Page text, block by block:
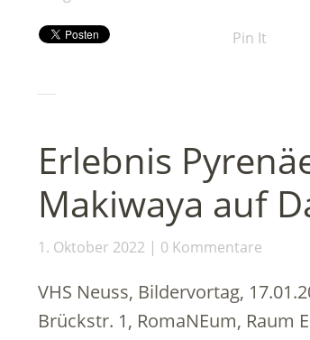
Pin It
Erlebnis
Makiwaya auf
1. Oktober 2022 0 Kommentare
VHS Neuss, Bildervortag,
Brückstr. 1, RomaNEum, Raum